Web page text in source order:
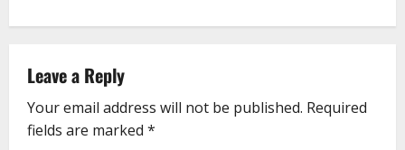
Leave a Reply
Your email address will not be published. Required
fields are marked *